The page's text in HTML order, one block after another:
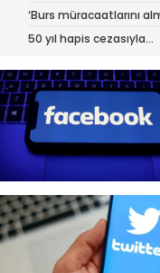
‘Burs müracaatlarını
başladık’
50 yıl hapis cezasıyla